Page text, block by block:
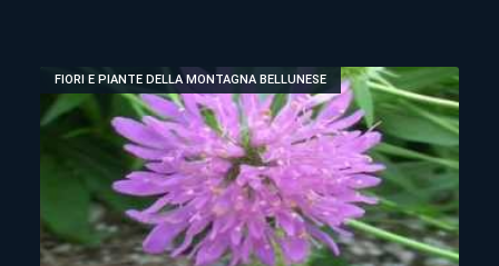
FIORI E PIANTE DELLA MONTAGNA BELLUNESE